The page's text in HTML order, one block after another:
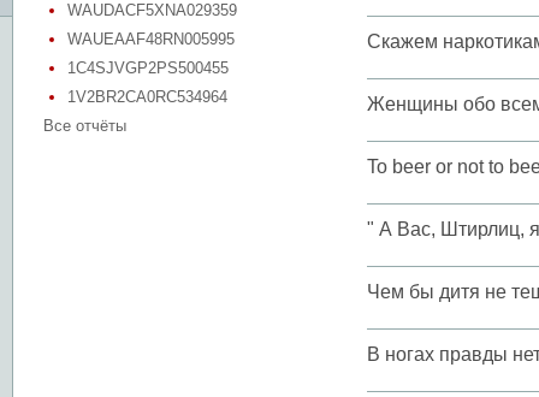
WAUDACF5XNA029359
WAUEAAF48RN005995
1C4SJVGP2PS500455
1V2BR2CA0RC534964
Все отчёты
Скажем
Женщины обо всем
To beer or not to
" А Вас, Штирлиц,
Чем бы дитя не
В ногах правды